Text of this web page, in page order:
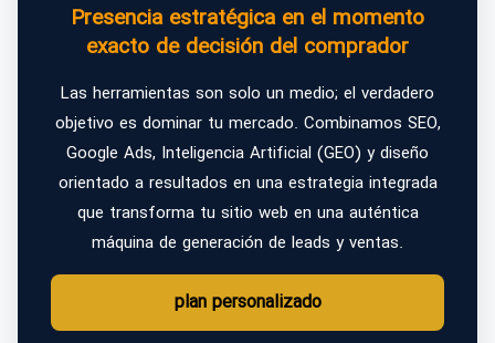
Presencia estratégica en el momento
exacto de decisión del comprador
Las herramientas son solo un medio; el verdadero
objetivo es dominar tu mercado. Combinamos SEO,
Google Ads, Inteligencia Artificial (GEO) y diseño
orientado a resultados en una estrategia integrada
que transforma tu sitio web en una auténtica
máquina de generación de leads y ventas.
plan personalizado